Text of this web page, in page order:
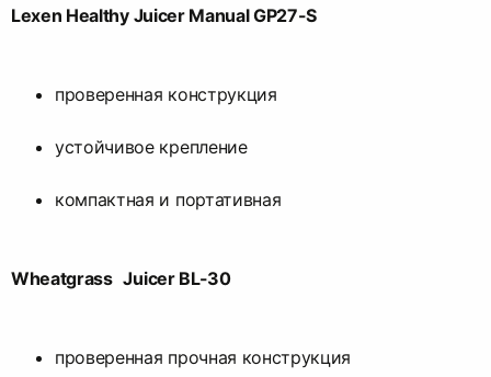
Lexen Healthy Juicer Manual GP27-S
проверенная конструкция
устойчивое крепление
компактная и портативная
Wheatgrass Juicer BL-30
проверенная прочная конструкция